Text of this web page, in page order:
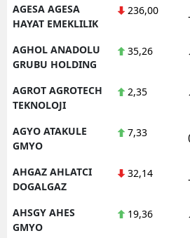
AGESA AGESA
HAYAT EMEKLILIK
236,00
AGHOL ANADOLU
GRUBU HOLDING
35,26
AGROT AGROTECH
TEKNOLOJI
2,35
AGYO ATAKULE
GMYO
7,33
AHGAZ AHLATCI
DOGALGAZ
32,14
AHSGY AHES
GMYO
19,36